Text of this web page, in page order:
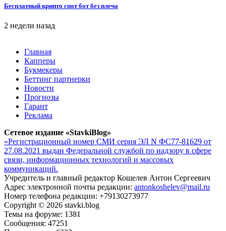
Бесплатный крипто спот бот без плеча
2 недели назад
Главная
Капперы
Букмекеры
Беттинг партнерки
Новости
Прогнозы
Гарант
Реклама
Сетевое издание «StavkiBlog»
«Регистрационный номер СМИ серия ЭЛ N ФС77-81629 от
27.08.2021 выдан Федеральной службой по надзору в сфере
связи, информационных технологий и массовых
коммуникаций.
Учредитель и главный редактор Кошелев Антон Сергеевич
Адрес электронной почты редакции: antonkoshelev@mail.ru
Номер телефона редакции: +79130273977
Copyright © 2026 stavki.blog
Темы на форуме: 1381
Сообщения: 47251